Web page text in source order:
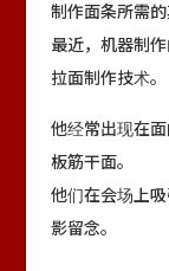
制作面条所需的
最近，机器制
拉面制作技术。
他经常出现在
板筋干面。
他们在会场上
影留念。